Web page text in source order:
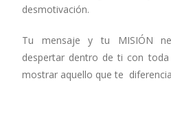
desmotivación.
Tu mensaje y tu MISIÓN
despertar dentro de ti con
mostrar aquello que te